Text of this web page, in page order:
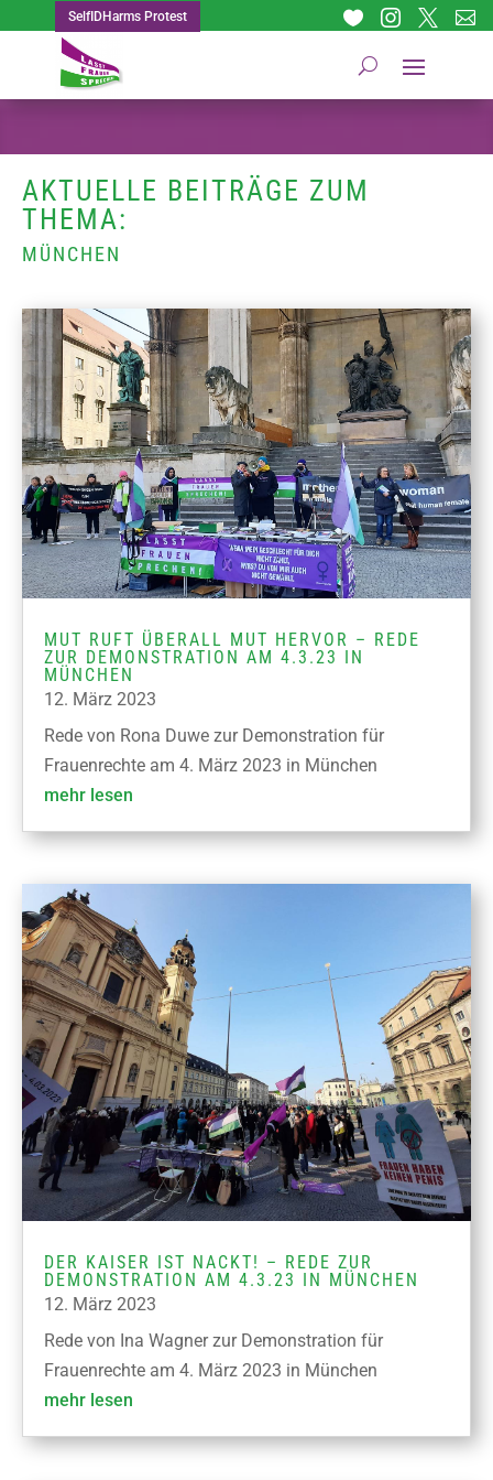
SelfIDHarms Protest 



AKTUELLE BEITRÄGE ZUM
THEMA:
MÜNCHEN
MUT RUFT ÜBERALL MUT HERVOR – REDE
ZUR DEMONSTRATION AM 4.3.23 IN
MÜNCHEN
12. März 2023
Rede von Rona Duwe zur Demonstration für
Frauenrechte am 4. März 2023 in München
mehr lesen
DER KAISER IST NACKT! – REDE ZUR
DEMONSTRATION AM 4.3.23 IN MÜNCHEN
12. März 2023
Rede von Ina Wagner zur Demonstration für
Frauenrechte am 4. März 2023 in München
mehr lesen